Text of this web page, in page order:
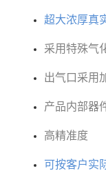
超大浓厚真
采用特殊气
出气口采用
产品内部器
高精准度
可按客户实